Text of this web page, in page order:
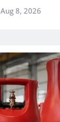
Aug 8, 2026